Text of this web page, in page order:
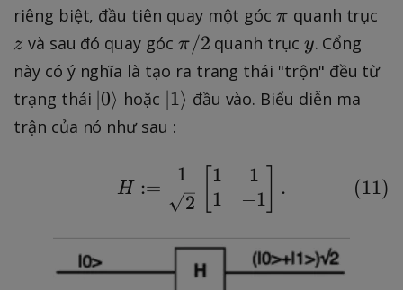
riêng biệt, đầu tiên quay một góc\
p
i
π quanh trục
z và sau đó quay góc \
p
i
/
π /2 quanh trục y
y. Cổng
này có ý nghĩa là tạo ra trang thái "trộn" đều từ
trạng thái \
k
}
∣0⟩ hoặc \
k
{
1
}
∣1⟩ đầu vào. Biểu diễn ma
trận của nó như sau :
H :=
H :=
2
1
1
1
1
−1 . (11)